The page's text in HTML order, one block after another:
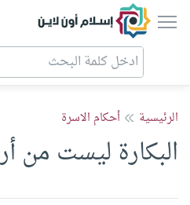
إسلام أون لاين
الرئيسية أحكام الاسرة
البكارة ليست من